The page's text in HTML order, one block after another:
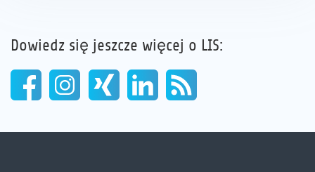
Dowiedz się jeszcze więcej o LIS: